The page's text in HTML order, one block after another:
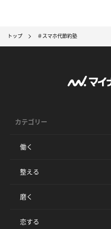
トップ ＃スマホ代節約塾
カテゴリー
働く
整える
磨く
恋する